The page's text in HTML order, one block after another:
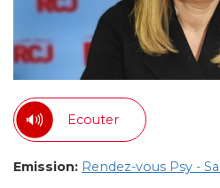
Ecouter
Emission: Rendez-vous Psy -